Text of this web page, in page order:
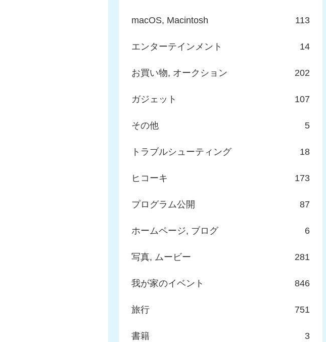
macOS, Macintosh 113
エンターテインメント 14
お買い物, オークション 202
ガジェット 107
その他 5
トラブルシューティング 18
ヒコーキ 173
プログラム公開 87
ホームページ, ブログ 6
写真, ムービー 281
我が家のイベント 846
旅行 751
書籍 3